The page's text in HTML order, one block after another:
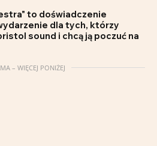
to doświadczenie
dla tych, którzy
sound i chcą ją poczuć na
– WIĘCEJ PONIŻEJ